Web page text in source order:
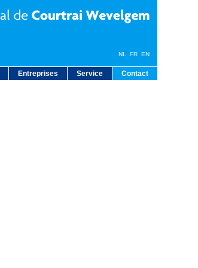
Entreprises Service Contact
NL FR EN